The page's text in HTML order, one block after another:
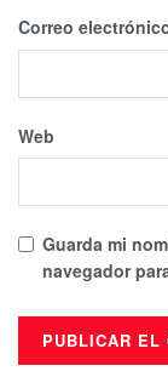
Correo
Web
Guarda mi
navegador